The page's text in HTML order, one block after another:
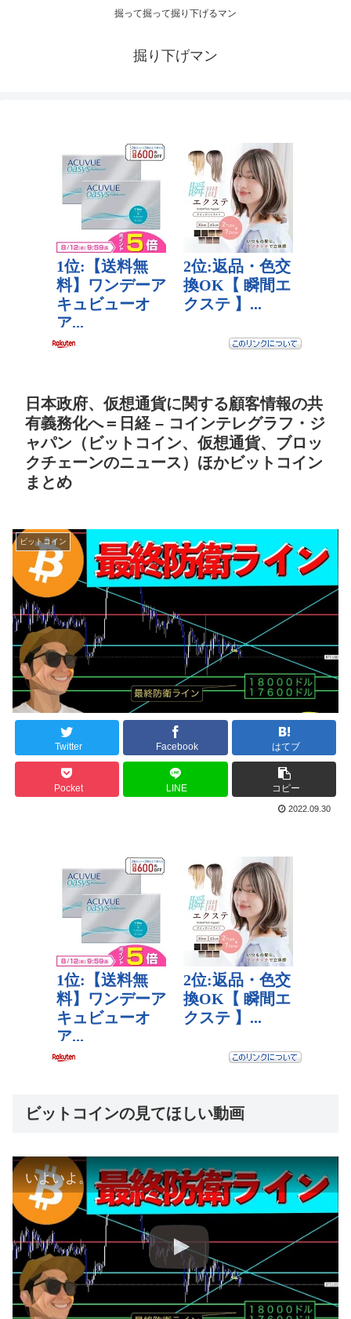
掘って掘って掘り下げるマン
掘り下げマン
日本政府、仮想通貨に関する顧客情報の共
有義務化へ＝日経 – コインテレグラフ・ジ
ャパン（ビットコイン、仮想通貨、ブロッ
クチェーンのニュース）ほかビットコイン
まとめ
ビットコイン
Twitter Facebook はてブ
Pocket LINE コピー
2022.09.30
ビットコインの見てほしい動画
いよいよ。